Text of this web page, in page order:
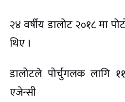
२४ वर्षीय डालोट २०१८ मा
थिए ।
डालोटले पोर्चुगलक
एजेन्सी